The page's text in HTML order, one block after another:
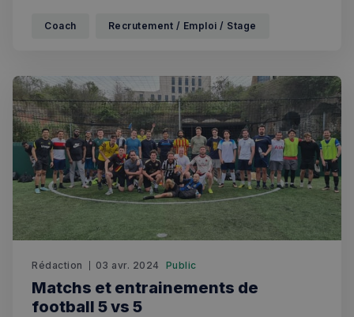
Coach Recrutement / Emploi / Stage
Rédaction 03 avr. 2024 Public
Matchs et entrainements de
football 5 vs 5